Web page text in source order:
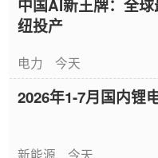
中国AI新王牌：全
纽投产
电力 今天
2026年1-7月国内锂
新能源 今天